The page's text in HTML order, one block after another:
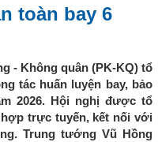
toàn bay 6
- Không quân (PK-KQ) tổ
tác huấn luyện bay, bảo
2026. Hội nghị được tổ
trực tuyến, kết nối với
Trung tướng Vũ Hồng